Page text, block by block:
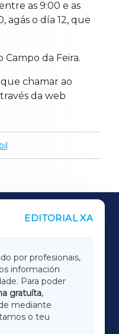
as 9:00 e as
agás o día 12, que
da Feira.
chamar ao
da web
EDITORIAL XA
por profesionais,
información
Para poder
gratuíta,
mediante
o teu